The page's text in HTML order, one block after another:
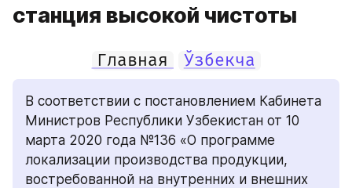
станция высокой чистоты
Главная Ўзбекча
В соответствии с постановлением Кабинета
Министров Республики Узбекистан от 10
марта 2020 года №136 «О программе
локализации производства продукции,
востребованной на внутренних и внешних